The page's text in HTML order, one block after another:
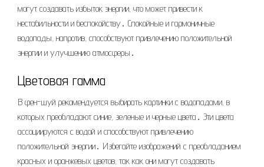
могут создавать избыток энергии, что может привести к
нестабильности и беспокойству․ Спокойные и гармоничные
водопады, напротив, способствуют привлечению положительной
энергии и улучшению атмосферы․
Цветовая гамма
В фен-шуй рекомендуется выбирать картинки с водопадами, в
которых преобладают синие, зеленые и черные цвета․ Эти цвета
ассоциируются с водой и способствуют привлечению
положительной энергии․ Избегайте изображений с преобладанием
красных и оранжевых цветов, так как они могут создавать